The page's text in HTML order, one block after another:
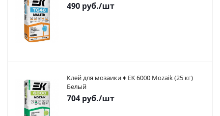
490 руб./шт
Клей для мозаики ♦ EK 6000 Mozaik (25 кг)
Белый
704 руб./шт